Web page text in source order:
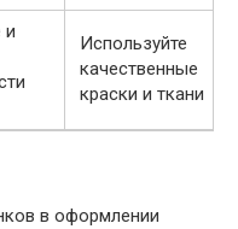
и
Используйте
качественные
краски и ткани
в оформлении